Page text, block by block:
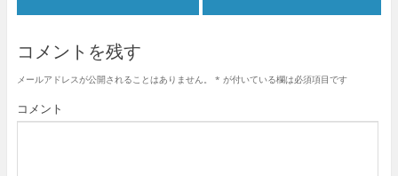
コメントを残す
メールアドレスが公開されることはありません。 * が付いている欄は必須項目です
コメント